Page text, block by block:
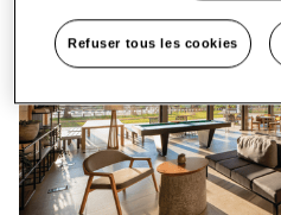
Refuser tous les cookies